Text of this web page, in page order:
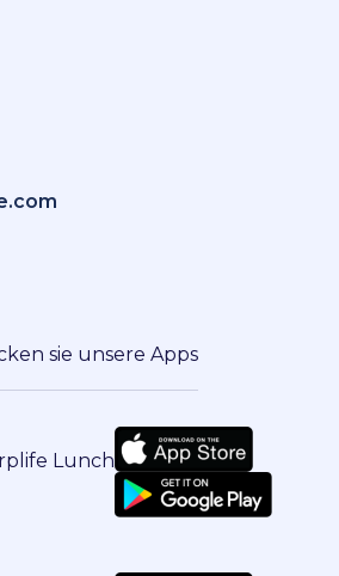
sie unsere Apps
Lunch